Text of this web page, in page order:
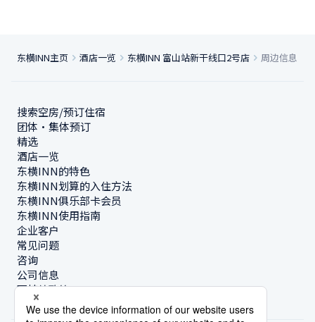
东横INN主页 酒店一览 东横INN 富山站新干线口2号店 周边信息
搜索空房/预订住宿
团体・集体预订
精选
酒店一览
东横INN的特色
东横INN划算的入住方法
东横INN俱乐部卡会员
东横INN使用指南
企业客户
常见问题
咨询
公司信息
可持续政策